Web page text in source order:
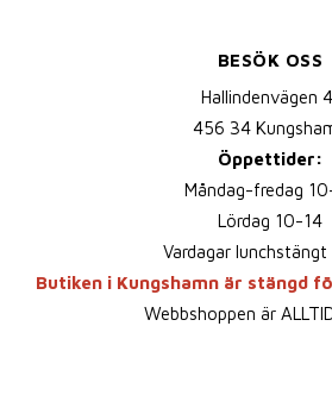
BESÖK OSS
Hallindenvägen
456 34
Öppettider:
Måndag-fredag
Lördag 10-14
Vardagar
Butiken i Kungshamn är stängd
Webbshoppen är